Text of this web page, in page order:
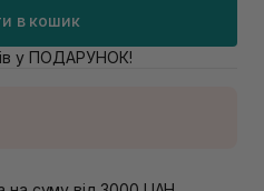
в кошик
у ПОДАРУНОК!